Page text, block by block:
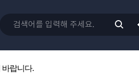
바랍니다.